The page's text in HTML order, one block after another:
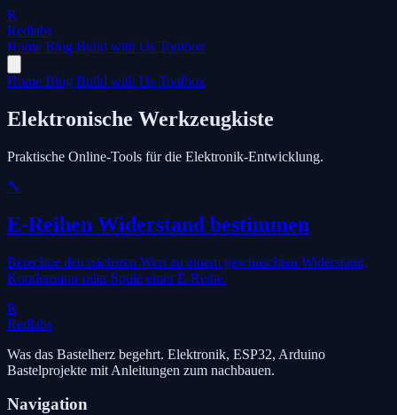
R
Redlabs
Home Blog Build with Us Toolbox
Home Blog Build with Us Toolbox
Elektronische Werkzeugkiste
Praktische Online-Tools für die Elektronik-Entwicklung.
🔧
E-Reihen Widerstand bestimmen
Berechne den nächsten Wert zu einem gewünschten Widerstand,
Kondensator oder Spule einer E-Reihe.
R
Redlabs
Was das Bastelherz begehrt. Elektronik, ESP32, Arduino
Bastelprojekte mit Anleitungen zum nachbauen.
Navigation